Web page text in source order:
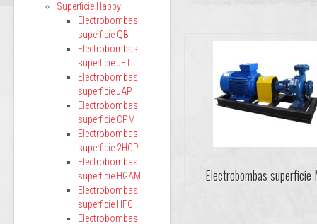
Electrobombas superficie
Superficie Happy
Electrobombas
superficie QB
Electrobombas
superficie JET
Electrobombas
superficie JAP
Electrobombas
superficie CPM
Electrobombas
superficie 2HCP
Electrobombas
superficie HGAM
Electrobombas
superficie HFC
Electrobombas